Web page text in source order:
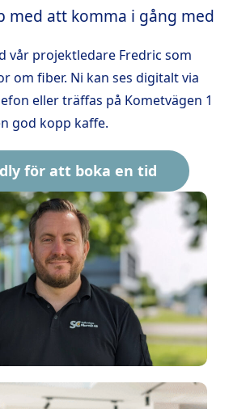
med att komma i gång med
vår projektledare Fredric som
om fiber. Ni kan ses digitalt via
eller träffas på Kometvägen 1
god kopp kaffe.
för att boka en tid